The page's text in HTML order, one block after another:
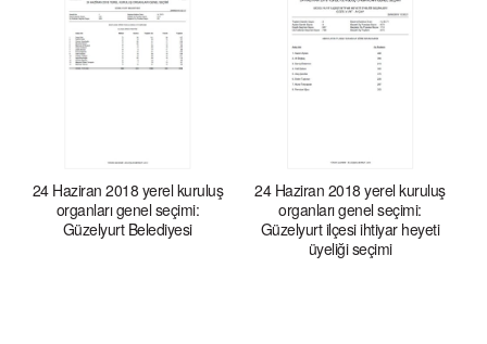
24 Haziran 2018 yerel kuruluş
organları genel seçimi:
Güzelyurt Belediyesi
24 Haziran 2018 yerel kuruluş
organları genel seçimi:
Güzelyurt ilçesi ihtiyar heyeti
üyeliği seçimi